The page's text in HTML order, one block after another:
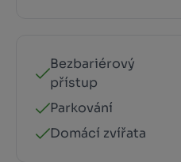
Bezbariérový
přístup
Parkování
Domácí zvířata